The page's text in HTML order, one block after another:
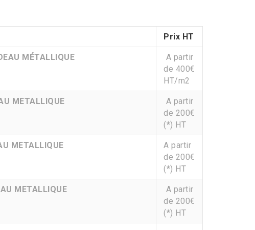
Prix HT
MÉTALLIQUE
A partir
de 400€
HT/m2
METALLIQUE
A partir
de 200€
(*) HT
METALLIQUE
A partir
de 200€
(*) HT
METALLIQUE
A partir
de 200€
(*) HT